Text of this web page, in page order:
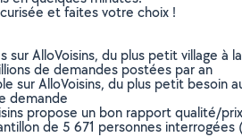
et faites votre choix !
AlloVoisins, du plus petit village à
de demandes postées par an
AlloVoisins, du plus petit besoin
demande
propose un bon rapport qualité/prix
de 5 671 personnes interrogées